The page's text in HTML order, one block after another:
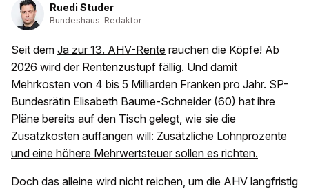
Ruedi Studer
Bundeshaus-Redaktor
Seit dem Ja zur 13. AHV-Rente rauchen die Köpfe! Ab
2026 wird der Rentenzustupf fällig. Und damit
Mehrkosten von 4 bis 5 Milliarden Franken pro Jahr. SP-
Bundesrätin Elisabeth Baume-Schneider (60) hat ihre
Pläne bereits auf den Tisch gelegt, wie sie die
Zusatzkosten auffangen will: Zusätzliche Lohnprozente
und eine höhere Mehrwertsteuer sollen es richten.
Doch das alleine wird nicht reichen, um die AHV langfristig